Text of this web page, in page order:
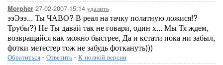
Morpher 27-02-2007-15:14 удалить
ээЭээ... Ты ЧАВО? В реал на тачку полатную ложися!?
Трубы?) Не Ты давай так не говари, один х... Мы Тя ждем,
возвращайся как можно быстрее, Да и кстати пока ни забыл,
фотки метестер тож не забудь фоткануть)))
Обратиться - Ответить - К полной версии